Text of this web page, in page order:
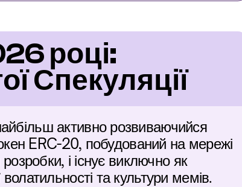
році:
Спекуляції
активно розвиваючийся
ERC-20, побудований на мережі
і існує виключно як
та культури мемів.